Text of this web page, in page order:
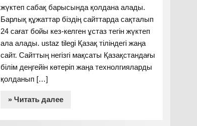
жүктеп сабақ барысында қолдана алады.
Барлық құжаттар біздің сайттарда сақталып
24 сағат бойы кез-келген ұстаз тегін жүктеп
ала алады. ustaz tilegi Қазақ тіліндегі жаңа
сайт. Сайттың негізгі мақсаты Қазақстандағы
білім деңгейін көтеріп жаңа технолгияларды
қолданып […]
» Читать далее